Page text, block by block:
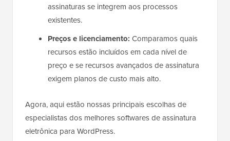
assinaturas se integrem aos processos
existentes.
Preços e licenciamento: Comparamos quais
recursos estão incluídos em cada nível de
preço e se recursos avançados de assinatura
exigem planos de custo mais alto.
Agora, aqui estão nossas principais escolhas de
especialistas dos melhores softwares de assinatura
eletrônica para WordPress.